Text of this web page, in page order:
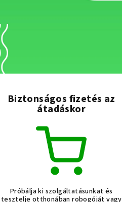
Biztonságos fizetés az
átadáskor
Próbálja ki szolgáltatásunkat és
tesztelje otthonában robogóját vagy